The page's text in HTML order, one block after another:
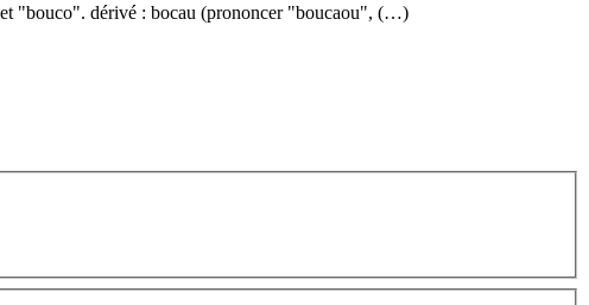
"bouco". dérivé : bocau (prononcer "boucaou", (…)